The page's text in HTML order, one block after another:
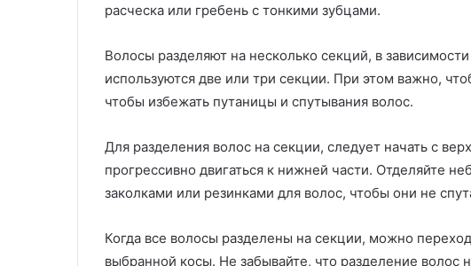
расческа или гребень с тонкими зубцами.
Волосы разделяют на несколько секций, в
используются две или три секции. При этом важно,
чтобы избежать путаницы и спутывания волос.
Для разделения волос на секции, следует начать с
прогрессивно двигаться к нижней части. Отделяйте
заколками или резинками для волос, чтобы они не
Когда все волосы разделены на секции, можно
выбранной косы. Не забывайте, что разделение